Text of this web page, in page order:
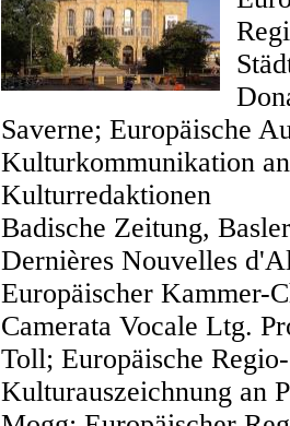
Saverne; Europäische
Kulturkommunikation
Kulturredaktionen
Badische Zeitung,
Dernières Nouvelles
Europäischer Kammer-
Camerata Vocale Ltg.
Toll; Europäische Regio-
Kulturauszeichnung an